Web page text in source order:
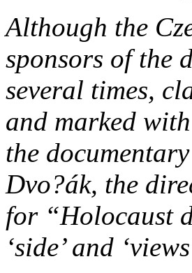
Although the
sponsors of the
several times,
and marked
the
Dvo?ák, the
for “Holocaust
‘side’ and